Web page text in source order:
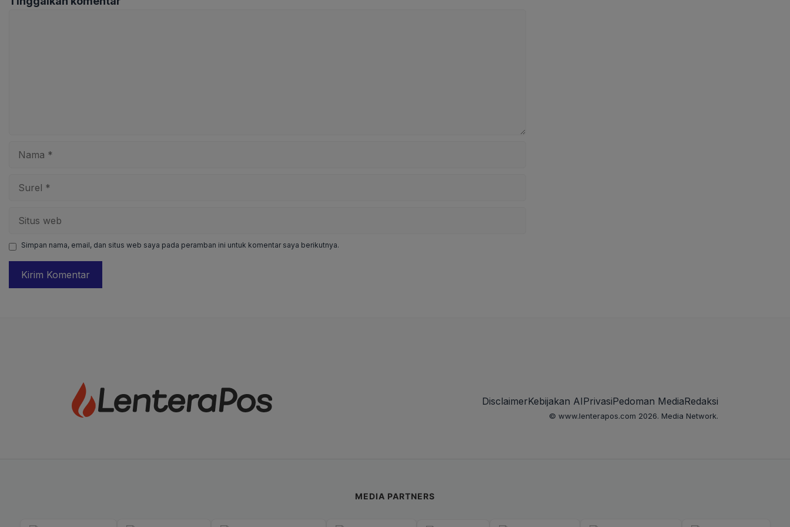
web
Simpan nama, email, dan situs web saya pada peramban ini untuk komentar saya berikutnya.
DisclaimerKebijakan AIPrivasiPedoman MediaRedaksi
© www.lenterapos.com 2026. Media Network.
MEDIA PARTNERS